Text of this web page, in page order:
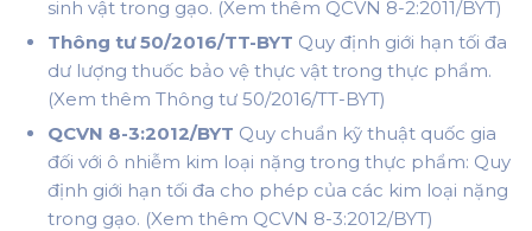
sinh vật trong gạo. (Xem thêm QCVN 8-2:2011/BYT)
Thông tư 50/2016/TT-BYT Quy định giới hạn tối đa
dư lượng thuốc bảo vệ thực vật trong thực phẩm.
(Xem thêm Thông tư 50/2016/TT-BYT)
QCVN 8-3:2012/BYT Quy chuẩn kỹ thuật quốc gia
đối với ô nhiễm kim loại nặng trong thực phẩm: Quy
định giới hạn tối đa cho phép của các kim loại nặng
trong gạo. (Xem thêm QCVN 8-3:2012/BYT)